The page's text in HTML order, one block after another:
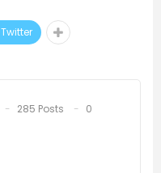
Twitter
285 Posts
0